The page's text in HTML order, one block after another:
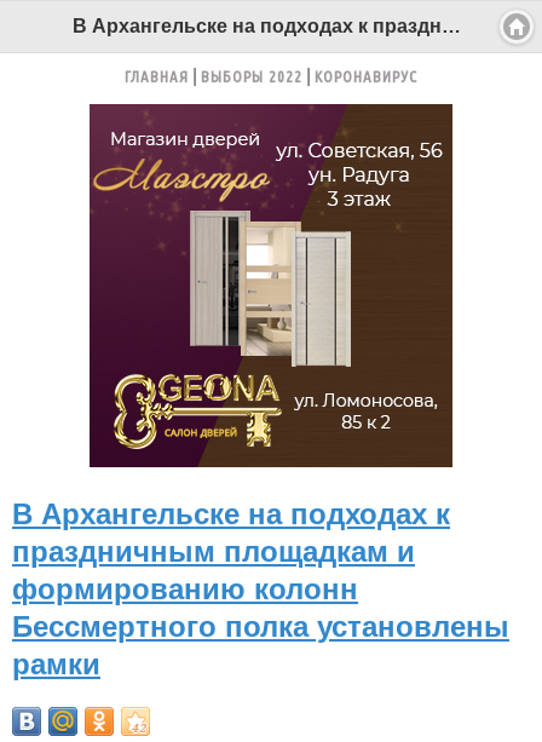
В Архангельске на подходах к праздничным площадкам и формированию колонн Бессмертного полка установлены рамки - Беломорканал Северодвинск tv29.ru
ГЛАВНАЯ ВЫБОРЫ 2022 КОРОНАВИРУС
В Архангельске на подходах к
праздничным площадкам и
формированию колонн
Бессмертного полка установлены
рамки